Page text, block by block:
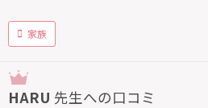
家族
HARU 先生への口コミ